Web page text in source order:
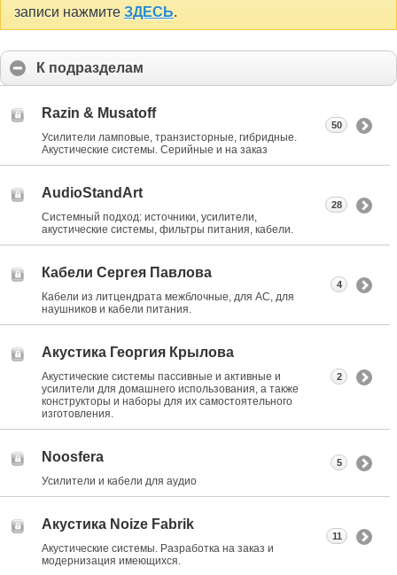
записи нажмите ЗДЕСЬ.
К подразделам
Razin & Musatoff
Усилители ламповые, транзисторные, гибридные.
Акустические системы. Серийные и на заказ
50
AudioStandArt
Системный подход: источники, усилители,
акустические системы, фильтры питания, кабели.
28
Кабели Сергея Павлова
Кабели из литцендрата межблочные, для АС, для
наушников и кабели питания.
4
Акустика Георгия Крылова
Акустические системы пассивные и активные и
усилители для домашнего использования, а также
конструкторы и наборы для их самостоятельного
изготовления.
2
Noosfera
Усилители и кабели для аудио
5
Акустика Noize Fabrik
Акустические системы. Разработка на заказ и
модернизация имеющихся.
11